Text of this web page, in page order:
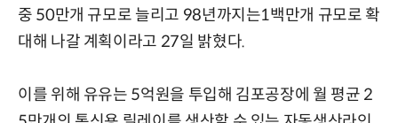
중 50만개 규모로 늘리고 98년까지는1백만개 규모로 확
대해 나갈 계획이라고 27일 밝혔다.
이를 위해 유유는 5억원을 투입해 김포공장에 월 평균 2